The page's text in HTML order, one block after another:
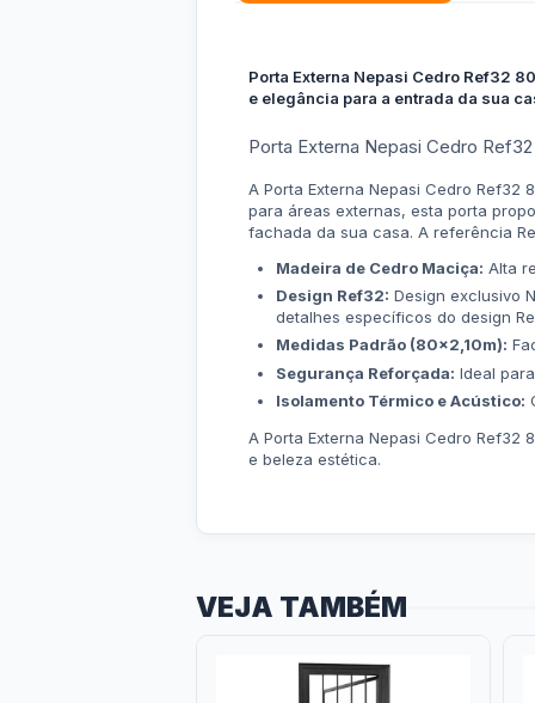
Porta Externa Nepasi Cedro Ref32
e elegância para a entrada da sua
Porta Externa Nepasi Cedro
A Porta Externa Nepasi Cedro
para áreas externas, esta porta
fachada da sua casa. A referência
Madeira de Cedro Maciça: Alta
Design Ref32: Design exclusivo
detalhes específicos do design
Medidas Padrão (80x2,10m):
Segurança Reforçada: Ideal
Isolamento Térmico e Acústico:
A Porta Externa Nepasi Cedro
e beleza estética.
VEJA TAMBÉM